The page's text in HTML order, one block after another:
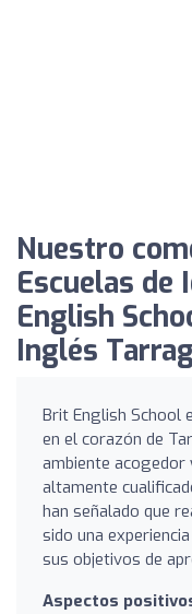
Nuestro
Escuelas de
English
Inglés
Brit English School
en el corazón de
ambiente acogedor
altamente
han señalado que
sido una
sus objetivos de
Aspectos